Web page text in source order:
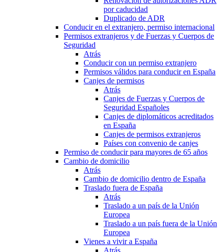
por caducidad
Duplicado de ADR
Conducir en el extranjero, permiso internacional
Permisos extranjeros y de Fuerzas y Cuerpos de
Seguridad
Atrás
Conducir con un permiso extranjero
Permisos válidos para conducir en España
Canjes de permisos
Atrás
Canjes de Fuerzas y Cuerpos de
Seguridad Españoles
Canjes de diplomáticos acreditados
en España
Canjes de permisos extranjeros
Países con convenio de canjes
Permiso de conducir para mayores de 65 años
Cambio de domicilio
Atrás
Cambio de domicilio dentro de España
Traslado fuera de España
Atrás
Traslado a un país de la Unión
Europea
Traslado a un país fuera de la Unión
Europea
Vienes a vivir a España